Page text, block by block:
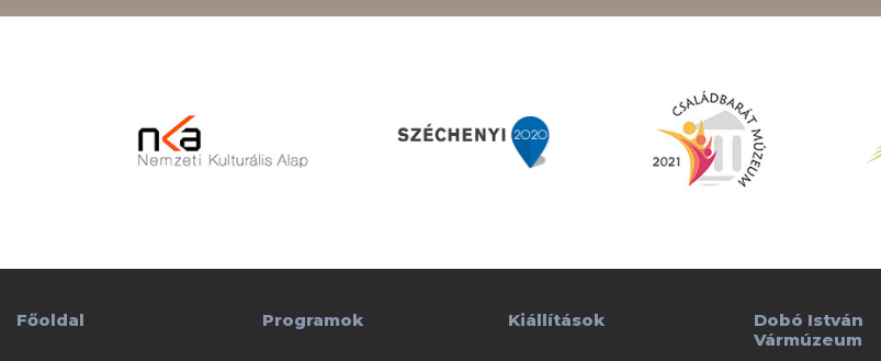
Főoldal Programok Kiállítások
Dobó István
Vármúzeum